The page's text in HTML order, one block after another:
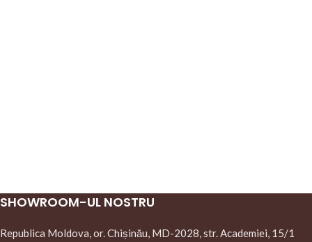
SHOWROOM-UL NOSTRU
Republica Moldova, or. Chișinău, MD-2028, str. Academiei, 15/1